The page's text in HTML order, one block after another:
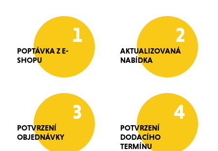
1
POPTÁVKA Z E-
SHOPU
2
AKTUALIZOVANÁ
NABÍDKA
3
POTVRZENÍ
OBJEDNÁVKY
4
POTVRZENÍ
DODACÍHO
TERMÍNU